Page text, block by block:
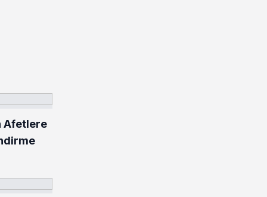
Afetlere